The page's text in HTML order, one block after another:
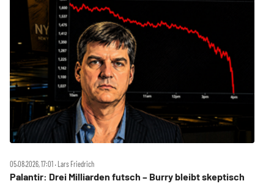
05.08.2026, 17:01 ‧ Lars Friedrich
Palantir: Drei Milliarden futsch – Burry bleibt skeptisch